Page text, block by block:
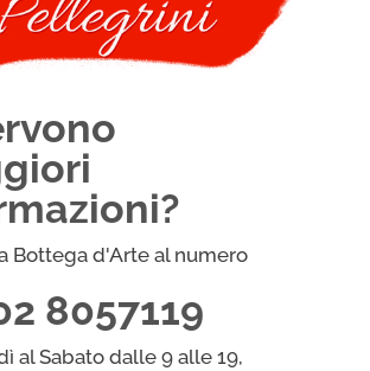
Bottega d'Arte al numero
8057119
al Sabato dalle 9 alle 19,